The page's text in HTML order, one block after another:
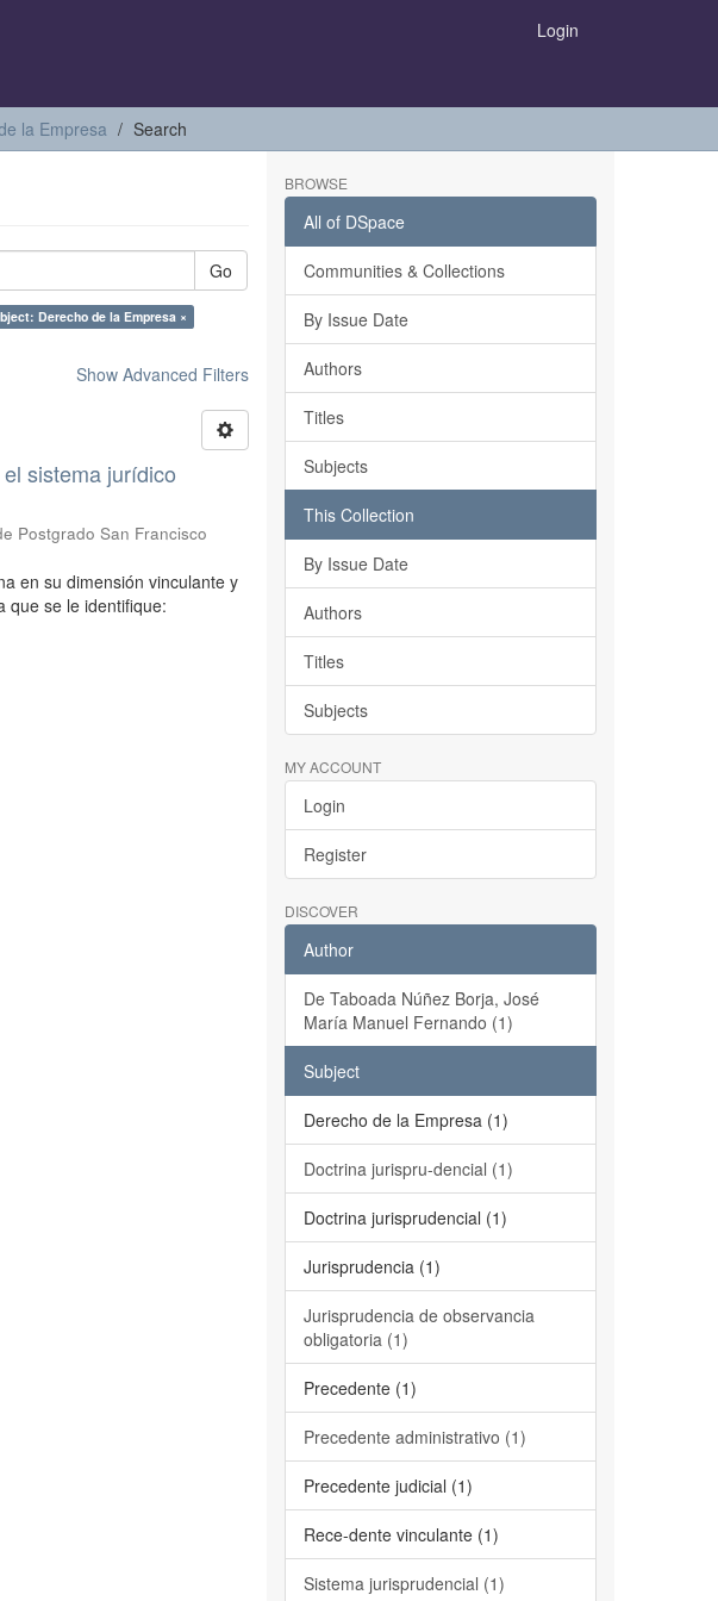
Login
la Empresa Search
Go
Derecho de la Empresa ×
Show Advanced Filters
sistema jurídico
Postgrado San Francisco
en su dimensión vinculante y
que se le identifique:
BROWSE
All of DSpace
Communities & Collections
By Issue Date
Authors
Titles
Subjects
This Collection
By Issue Date
Authors
Titles
Subjects
MY ACCOUNT
Login
Register
DISCOVER
Author
De Taboada Núñez Borja, José
María Manuel Fernando (1)
Subject
Derecho de la Empresa (1)
Doctrina jurispru-dencial (1)
Doctrina jurisprudencial (1)
Jurisprudencia (1)
Jurisprudencia de observancia
obligatoria (1)
Precedente (1)
Precedente administrativo (1)
Precedente judicial (1)
Rece-dente vinculante (1)
Sistema jurisprudencial (1)